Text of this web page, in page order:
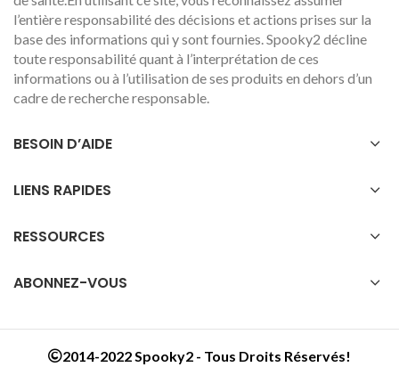
l’entière responsabilité des décisions et actions prises sur la
base des informations qui y sont fournies. Spooky2 décline
toute responsabilité quant à l’interprétation de ces
informations ou à l’utilisation de ses produits en dehors d’un
cadre de recherche responsable.
BESOIN D’AIDE
LIENS RAPIDES
RESSOURCES
ABONNEZ-VOUS
2014-2022 Spooky2 - Tous Droits Réservés!